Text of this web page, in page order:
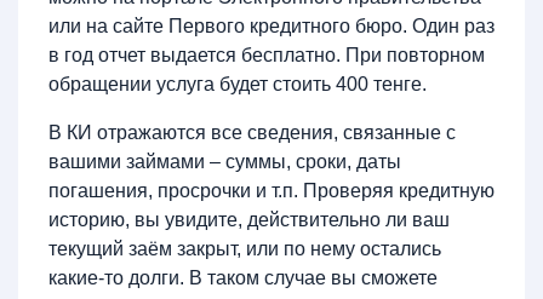
или на сайте Первого кредитного бюро. Один раз
в год отчет выдается бесплатно. При повторном
обращении услуга будет стоить 400 тенге.
В КИ отражаются все сведения, связанные с
вашими займами – суммы, сроки, даты
погашения, просрочки и т.п. Проверяя кредитную
историю, вы увидите, действительно ли ваш
текущий заём закрыт, или по нему остались
какие-то долги. В таком случае вы сможете